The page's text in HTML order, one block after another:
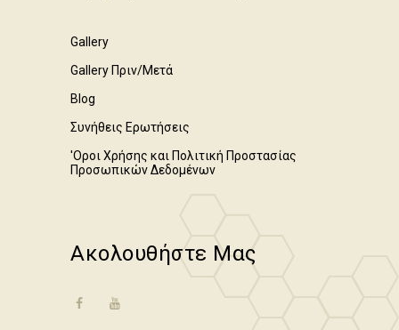
Gallery
Gallery Πριν/Μετά
Blog
Συνήθεις Ερωτήσεις
'Οροι Χρήσης και Πολιτική Προστασίας
Προσωπικών Δεδομένων
Ακολουθήστε Μας